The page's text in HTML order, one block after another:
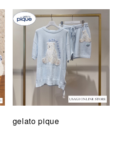
gelato pique